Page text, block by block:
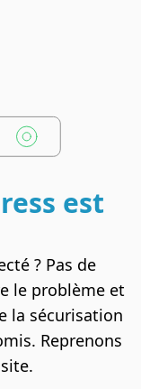
est
? Pas de
le problème et
la sécurisation
Reprenons